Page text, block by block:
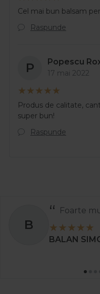
Cel mai bun balsam
Raspunde
P Popescu
17 mai 2022
Produs de calitate,
super bun!
Raspunde
B
Foarte
BALAN